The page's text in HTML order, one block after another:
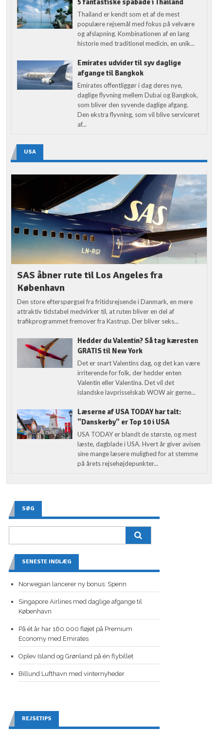
Thailand er kendt som et af de mest
populære rejsemål med fokus på velvære
og afslapning. Kombinationen af en lang
historie med traditionel medicin, en unik...
Emirates udvider til syv daglige
afgange til Bangkok
Emirates offentliggør i dag deres nye,
daglige flyvning mellem Dubai og Bangkok,
som bliver den syvende daglige afgang.
Den ekstra flyvning, som vil blive serviceret
af...
USA
SAS åbner rute til Los Angeles fra
København
Den store efterspørgsel fra fritidsrejsende i Danmark, en mere
attraktiv tidstabel medvirker til, at ruten bliver en del af
trafikprogrammet fremover fra Kastrup. Der bliver seks...
Hedder du Valentin? Så tag kæresten
GRATIS til New York
Det er snart Valentins dag, og det kan være
irriterende for folk, der hedder enten
Valentin eller Valentina. Det vil det
islandske lavprisselskab WOW air gerne...
Læserne af USA TODAY har talt:
“Danskerby” er Top 10 i USA
USA TODAY er blandt de største, og mest
læste, dagblade i USA. Hvert år giver avisen
sine mange læsere mulighed for at stemme
på årets rejsehøjdepunkter...
SØG
SENESTE INDLÆG
Norwegian lancerer ny bonus: Spenn
Singapore Airlines med daglige afgange til
København
På ét år har 160.000 fløjet på Premium
Economy med Emirates
Oplev Island og Grønland på én flybillet
Billund Lufthavn med vinternyheder
REJSETIPS